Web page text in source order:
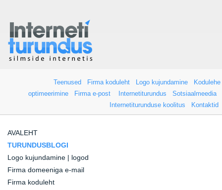
Teenused Firma koduleht Logo kujundamine
Kodulehe
optimeerimine
Firma e-post Internetiturundus
Sotsiaalmeedia
Internetiturunduse koolitus
Kontaktid
AVALEHT
TURUNDUSBLOGI
Logo kujundamine | logod
Firma domeeniga e-mail
Firma koduleht